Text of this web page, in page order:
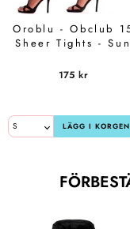
Oroblu - Obclub
Sheer Tights - Sun
175 kr
LÄGG I KORGEN